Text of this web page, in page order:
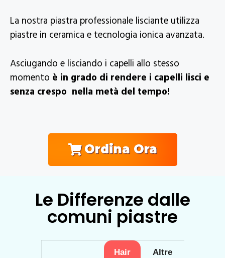
La nostra piastra professionale lisciante utilizza
piastre in ceramica e tecnologia ionica avanzata.
Asciugando e lisciando i capelli allo stesso
momento è in grado di rendere i capelli lisci e
senza crespo nella metà del tempo!
Ordina Ora
Le Differenze dalle
comuni piastre
Hair
Altre